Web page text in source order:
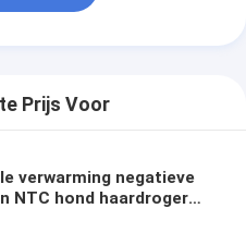
Prijs Voor
verwarming negatieve
NTC hond haardroger